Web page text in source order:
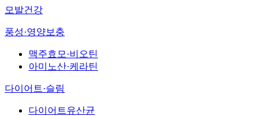
모발건강
풍성·영양보충
맥주효모·비오틴
아미노산·케라틴
다이어트·슬림
다이어트유산균